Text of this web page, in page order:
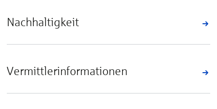
Nachhaltigkeit
Vermittlerinformationen